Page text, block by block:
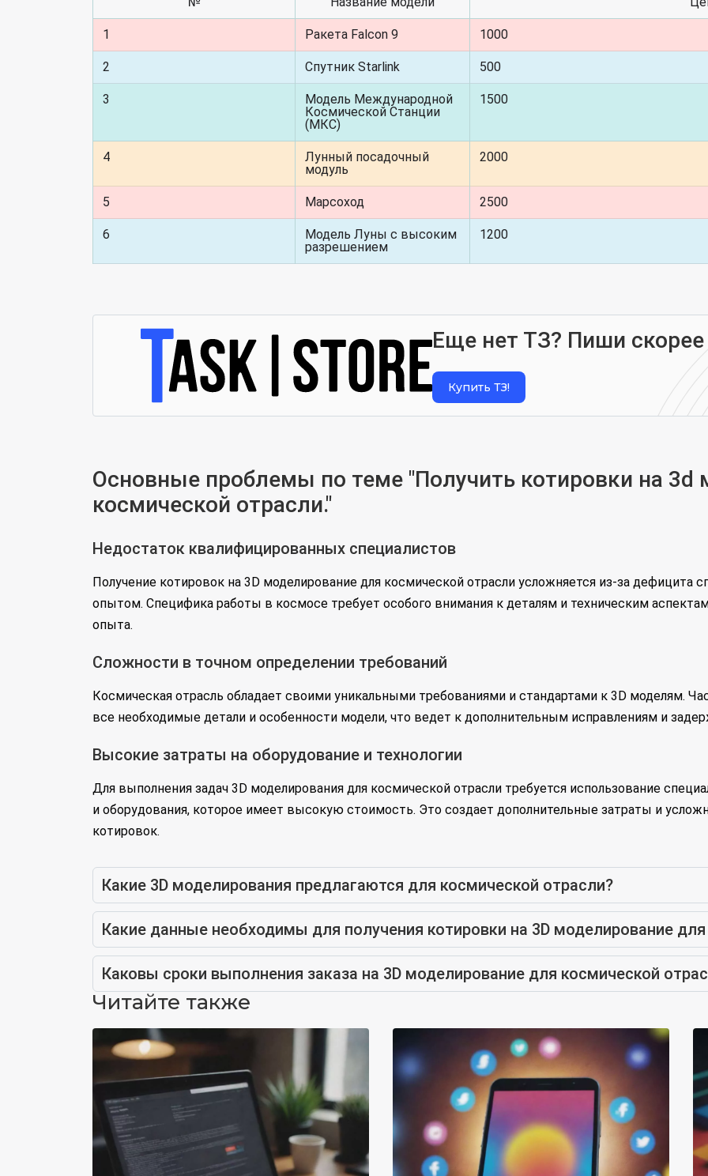
1 Ракета Falcon 9 1000
2 Спутник Starlink 500
3
Модель Международной
Космической Станции
(МКС)
1500
4
Лунный посадочный
модуль
2000
5 Марсоход 2500
6
Модель Луны с высоким
разрешением
1200
Еще нет ТЗ? Пиши
Купить ТЗ!
Основные проблемы по теме "Получить котировки на 3d
космической отрасли."
Недостаток квалифицированных специалистов
Получение котировок на 3D моделирование для космической отрасли усложняется из-за
опытом. Специфика работы в космосе требует особого внимания к деталям и техническим
опыта.
Сложности в точном определении требований
Космическая отрасль обладает своими уникальными требованиями и стандартами к 3D моделям.
все необходимые детали и особенности модели, что ведет к дополнительным исправлениям и
Высокие затраты на оборудование и технологии
Для выполнения задач 3D моделирования для космической отрасли требуется использование
и оборудования, которое имеет высокую стоимость. Это создает дополнительные затраты и
котировок.
Какие 3D моделирования предлагаются для космической отрасли?
Какие данные необходимы для получения котировки на 3D моделирование
Каковы сроки выполнения заказа на 3D моделирование для космической
Читайте также